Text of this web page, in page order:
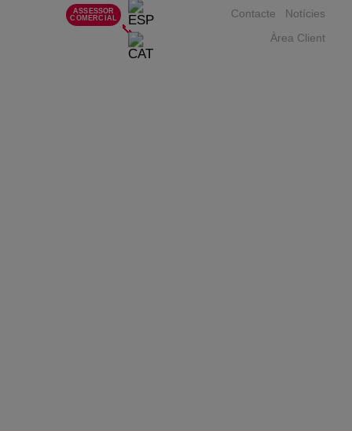
ASSESSOR
COMERCIAL
📞
Contacte
Notícies
Àrea Client